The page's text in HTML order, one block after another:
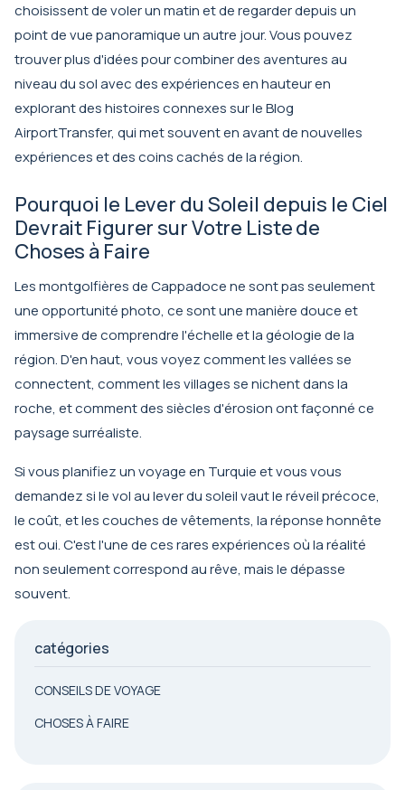
choisissent de voler un matin et de regarder depuis un
point de vue panoramique un autre jour. Vous pouvez
trouver plus d'idées pour combiner des aventures au
niveau du sol avec des expériences en hauteur en
explorant des histoires connexes sur leBlog
AirportTransfer, qui met souvent en avant de nouvelles
expériences et des coins cachés de la région.
Pourquoi le Lever du Soleil depuis le Ciel
Devrait Figurer sur Votre Liste de
Choses à Faire
Les montgolfières de Cappadoce ne sont pas seulement
une opportunité photo, ce sont une manière douce et
immersive de comprendre l'échelle et la géologie de la
région. D'en haut, vous voyez comment les vallées se
connectent, comment les villages se nichent dans la
roche, et comment des siècles d'érosion ont façonné ce
paysage surréaliste.
Si vous planifiez un voyage en Turquie et vous vous
demandez si le vol au lever du soleil vaut le réveil précoce,
le coût, et les couches de vêtements, la réponse honnête
est oui. C'est l'une de ces rares expériences où la réalité
non seulement correspond au rêve, mais le dépasse
souvent.
catégories
CONSEILS DE VOYAGE
CHOSES À FAIRE